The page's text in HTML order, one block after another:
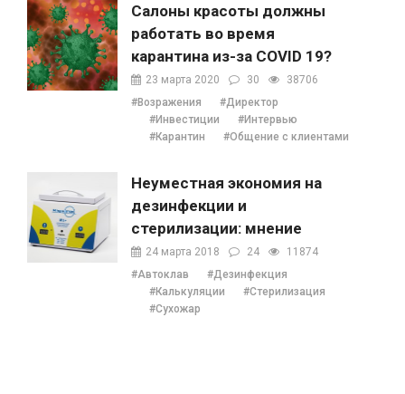
Салоны красоты должны
работать во время
карантина из-за COVID 19?
23 марта 2020 30
38706
#Возражения
#Директор
#Инвестиции
#Интервью
#Карантин
#Общение с клиентами
Неуместная экономия на
дезинфекции и
стерилизации: мнение
Наталии Ушецкой
24 марта 2018 24
11874
#Автоклав
#Дезинфекция
#Калькуляции
#Стерилизация
#Сухожар